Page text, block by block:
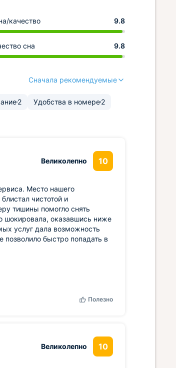
качество 9.8
сна 9.8
Сначала рекомендуемые
2 Удобства в номере2
Великолепно 10
Место нашего
чистотой и
тишины помогло снять
шокировала, оказавшись ниже
услуг дала возможность
быстро попадать в
Полезно
Великолепно 10